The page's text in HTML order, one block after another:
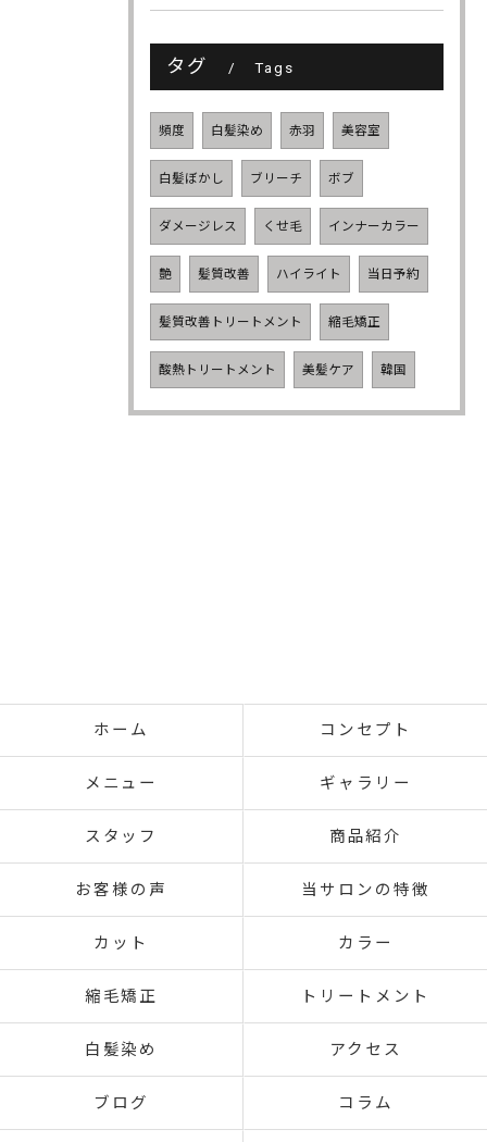
タグ Tags
頻度 白髪染め 赤羽 美容室
白髪ぼかし ブリーチ ボブ
ダメージレス くせ毛 インナーカラー
艶 髪質改善 ハイライト 当日予約
髪質改善トリートメント 縮毛矯正
酸熱トリートメント 美髪ケア 韓国
ホーム コンセプト
メニュー ギャラリー
スタッフ 商品紹介
お客様の声 当サロンの特徴
カット カラー
縮毛矯正 トリートメント
白髪染め アクセス
ブログ コラム